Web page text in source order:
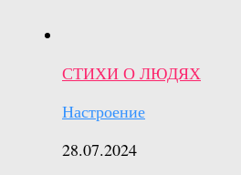
СТИХИ О ЛЮДЯХ
Настроение
28.07.2024